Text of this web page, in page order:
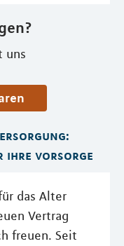
uns
ihre vorsorge
das Alter
Vertrag
freuen. Seit